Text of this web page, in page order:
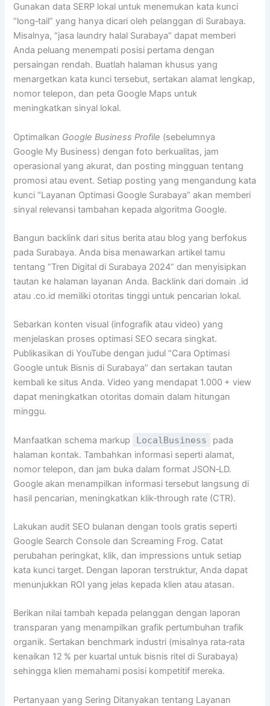
Gunakan data SERP lokal untuk menemukan kata kunci
“long‑tail” yang hanya dicari oleh pelanggan di Surabaya.
Misalnya, “jasa laundry halal Surabaya” dapat memberi
Anda peluang menempati posisi pertama dengan
persaingan rendah. Buatlah halaman khusus yang
menargetkan kata kunci tersebut, sertakan alamat lengkap,
nomor telepon, dan peta Google Maps untuk
meningkatkan sinyal lokal.
Optimalkan Google Business Profile (sebelumnya
Google My Business) dengan foto berkualitas, jam
operasional yang akurat, dan posting mingguan tentang
promosi atau event. Setiap posting yang mengandung kata
kunci “Layanan Optimasi Google Surabaya” akan memberi
sinyal relevansi tambahan kepada algoritma Google.
Bangun backlink dari situs berita atau blog yang berfokus
pada Surabaya. Anda bisa menawarkan artikel tamu
tentang “Tren Digital di Surabaya 2024” dan menyisipkan
tautan ke halaman layanan Anda. Backlink dari domain .id
atau .co.id memiliki otoritas tinggi untuk pencarian lokal.
Sebarkan konten visual (infografik atau video) yang
menjelaskan proses optimasi SEO secara singkat.
Publikasikan di YouTube dengan judul “Cara Optimasi
Google untuk Bisnis di Surabaya” dan sertakan tautan
kembali ke situs Anda. Video yang mendapat 1.000 + view
dapat meningkatkan otoritas domain dalam hitungan
minggu.
Manfaatkan schema markup LocalBusiness
pada
halaman kontak. Tambahkan informasi seperti alamat,
nomor telepon, dan jam buka dalam format JSON‑LD.
Google akan menampilkan informasi tersebut langsung di
hasil pencarian, meningkatkan klik‑through rate (CTR).
Lakukan audit SEO bulanan dengan tools gratis seperti
Google Search Console dan Screaming Frog. Catat
perubahan peringkat, klik, dan impressions untuk setiap
kata kunci target. Dengan laporan terstruktur, Anda dapat
menunjukkan ROI yang jelas kepada klien atau atasan.
Berikan nilai tambah kepada pelanggan dengan laporan
transparan yang menampilkan grafik pertumbuhan trafik
organik. Sertakan benchmark industri (misalnya rata‑rata
kenaikan 12 % per kuartal untuk bisnis ritel di Surabaya)
sehingga klien memahami posisi kompetitif mereka.
Pertanyaan yang Sering Ditanyakan tentang Layanan